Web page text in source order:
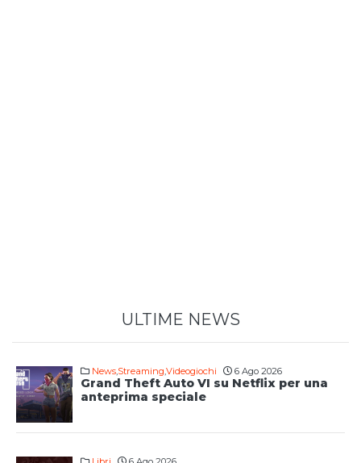
ULTIME NEWS
News,Streaming,Videogiochi 6 Ago 2026
Grand Theft Auto VI su Netflix per una
anteprima speciale